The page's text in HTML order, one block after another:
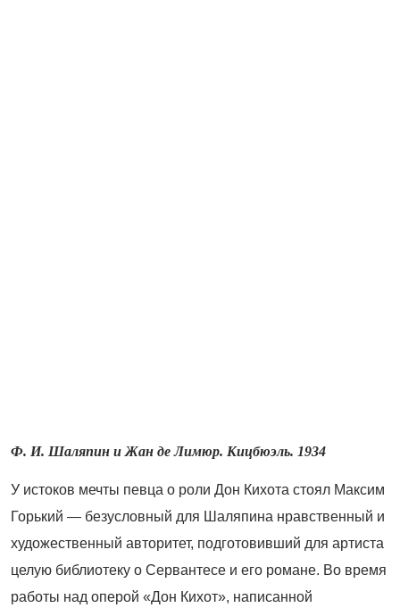
Ф. И. Шаляпин и Жан де Лимюр. Кицбюэль. 1934
У истоков мечты певца о роли Дон Кихота стоял Максим
Горький — безусловный для Шаляпина нравственный и
художественный авторитет, подготовивший для артиста
целую библиотеку о Сервантесе и его романе. Во время
работы над оперой «Дон Кихот», написанной